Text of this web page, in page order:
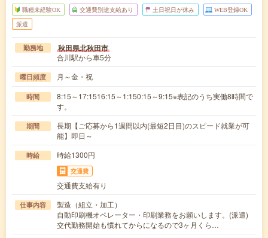
職種未経験OK 交通費別途支給あり 土日祝日が休み WEB登録OK
派遣
勤務地 秋田県北秋田市
合川駅から車5分
曜日頻度 月～金・祝
時間
8:15～17:1516:15～1:150:15～9:15※表記のうち実働8時間で
す。
期間
長期【ご応募から1週間以内(最短2日目)のスピード就業が可
能】即日～
時給 時給1300円
交通費
交通費支給有り
仕事内容
製造（組立・加工）
自動印刷機オペレーター・印刷業務をお願いします。(派遣)
交代勤務開始も慣れてからになるので3ヶ月くら…